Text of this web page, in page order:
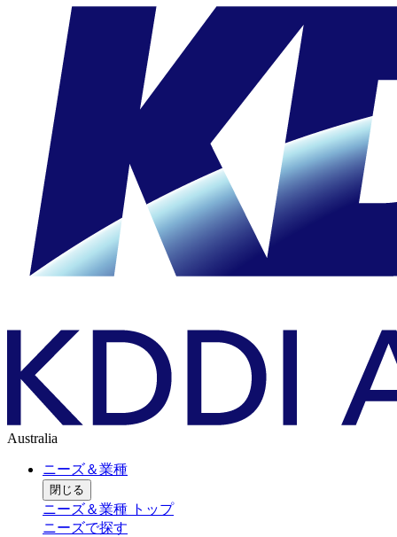
Australia
ニーズ＆業種
閉じる
ニーズ＆業種 トップ
ニーズで探す